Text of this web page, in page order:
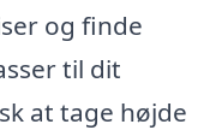
og finde
til dit
at tage højde